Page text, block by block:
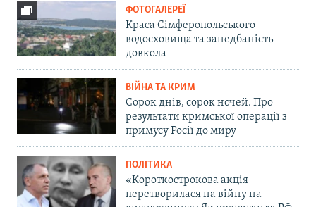
ФОТОГАЛЕРЕЇ
Краса Сімферопольського
водосховища та занедбаність
довкола
ВІЙНА ТА КРИМ
Сорок днів, сорок ночей. Про
результати кримської операції з
примусу Росії до миру
ПОЛІТИКА
«Короткострокова акція
перетворилася на війну на